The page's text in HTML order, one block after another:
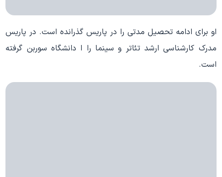
او برای ادامه تحصیل مدتی را در پاریس گذرانده است. در پاریس
مدرک کارشناسی ارشد تئاتر و سینما را ا دانشگاه سوربن گرفته
است.